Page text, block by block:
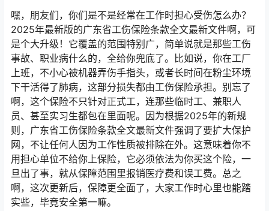
嘿，朋友们，你们是不是经常在工作时担心受伤怎么办？
2025年最新版的广东省工伤保险条款全文最新文件啊，可
是个大升级！它覆盖的范围特别广，简单说就是那些工伤
事故、职业病什么的，全给你兜底了。比如说，你在工厂
上班，不小心被机器弄伤手指头，或者长时间在粉尘环境
下干活得了肺病，这部分损失都由工伤保险承担。别忘了
啊，这个保险不只针对正式工，连那些临时工、兼职人
员、甚至实习生都包在里面呢。因为根据2025年的新规
则，广东省工伤保险条款全文最新文件强调了要扩大保护
网，不让任何人因为工作性质被排除在外。这意味着你不
用担心单位不给你上保险，它必须依法为你买这个险，一
旦出了事，就从保障范围里报销医疗费和误工费。总之
啊，这次更新后，保障更全面了，大家工作时心里也能踏
实些，毕竟安全第一嘛。